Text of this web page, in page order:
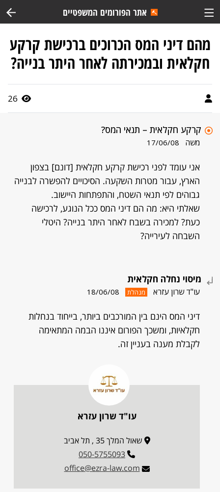
אתר הפורומים המשפטיים
מהם דיני המס הכרוכים ברכישת קרקע
חקלאית ובמכירתה לאחר היתר בנייה?
26
קרקע חקלאית – תנאי המס?
משה 17/06/08
אני עומד לפני רכישת קרקע חקלאית [דונם] בצפון
הארץ, עבור מטרות השקעה. הסיכויים להפשרה לבנייה
גבוהים לפי תנאי השטח, והתפתחות היישוב.
שאלתי היא: מה הם דיני המס ככל הנוגע, לרכישה
כעת? למכירה בשבח לאחר היתר בנייה? היטלי
השבחה לעירייה?
מיסוי נחלה חקלאית
עו"ד שרון עזרא מנהלת 18/06/08
דיני המס הינם בין המורכבים ביותר, בייחוד בנחלות
חקלאיות, ומשכך הפורום איננו הבמה המתאימה
לקבלת מענה בעניין זה.
עו"ד שרון עזרא
שאול המלך 35 , תל אביב
050-5755093
office@ezra-law.com